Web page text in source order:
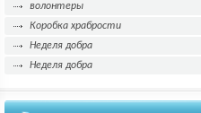
волонтеры
Коробка храбрости
Неделя добра
Неделя добра